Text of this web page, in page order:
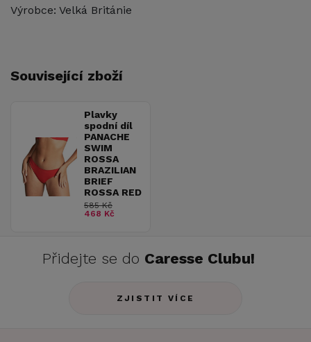
Výrobce: Velká Británie
Související zboží
Plavky
spodní díl
PANACHE
SWIM
ROSSA
BRAZILIAN
BRIEF
ROSSA RED
585 Kč
468 Kč
Přidejte se do Caresse Clubu!
ZJISTIT VÍCE